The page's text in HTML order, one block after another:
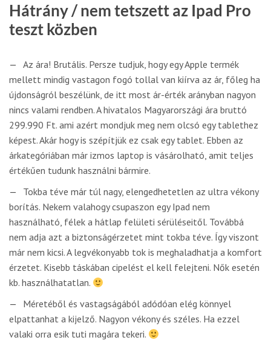
Hátrány / nem tetszett az Ipad Pro
teszt közben
Az ára! Brutális. Persze tudjuk, hogy egy Apple termék
mellett mindig vastagon fogó tollal van kiírva az ár, főleg ha
újdonságról beszélünk, de itt most ár-érték arányban nagyon
nincs valami rendben. A hivatalos Magyarországi ára bruttó
299.990 Ft. ami azért mondjuk meg nem olcsó egy tablethez
képest. Akár hogy is szépítjük ez csak egy tablet. Ebben az
árkategóriában már izmos laptop is vásárolható, amit teljes
értékűen tudunk használni bármire.
Tokba téve már túl nagy, elengedhetetlen az ultra vékony
borítás. Nekem valahogy csupaszon egy Ipad nem
használható, félek a hátlap felületi sérüléseitől. Továbbá
nem adja azt a biztonságérzetet mint tokba téve. Így viszont
már nem kicsi. A legvékonyabb tok is meghaladhatja a komfort
érzetet. Kisebb táskában cipelést el kell felejteni. Nők esetén
kb. használhatatlan.
Méretéből és vastagságából adódóan elég könnyel
elpattanhat a kijelző. Nagyon vékony és széles. Ha ezzel
valaki orra esik tuti magára tekeri.